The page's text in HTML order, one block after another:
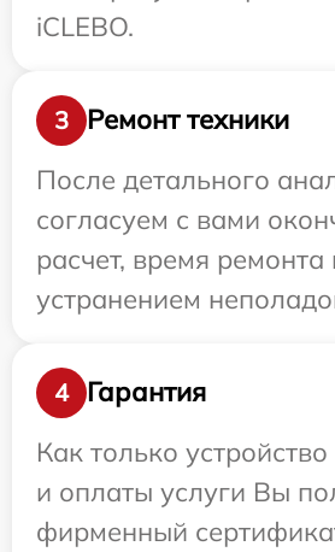
iCLEBO.
3
Ремонт техники
После детального
согласуем с вами
расчет, время
устранением
4
Гарантия
Как только
и оплаты услуги Вы
фирменный